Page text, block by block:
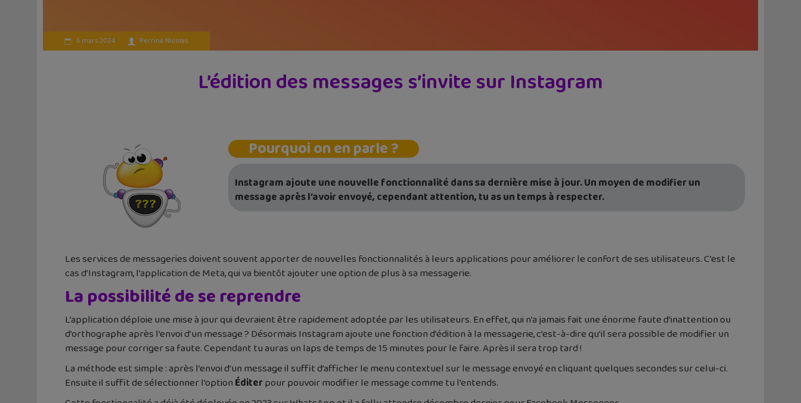
6 mars 2024 Perrine Nicolas
L’édition des messages s’invite sur Instagram
Pourquoi on en parle ?
Instagram ajoute une nouvelle fonctionnalité dans sa dernière mise à jour. Un moyen de modifier un
message après l’avoir envoyé, cependant attention, tu as un temps à respecter.
Les services de messageries doivent souvent apporter de nouvelles fonctionnalités à leurs applications pour améliorer le confort de ses utilisateurs. C’est le
cas d’Instagram, l’application de Meta, qui va bientôt ajouter une option de plus à sa messagerie.
La possibilité de se reprendre
L’application déploie une mise à jour qui devraient être rapidement adoptée par les utilisateurs. En effet, qui n’a jamais fait une énorme faute d’inattention ou
d’orthographe après l’envoi d’un message ? Désormais Instagram ajoute une fonction d’édition à la messagerie, c’est-à-dire qu’il sera possible de modifier un
message pour corriger sa faute. Cependant tu auras un laps de temps de 15 minutes pour le faire. Après il sera trop tard !
La méthode est simple : après l’envoi d’un message il suffit d’afficher le menu contextuel sur le message envoyé en cliquant quelques secondes sur celui-ci.
Ensuite il suffit de sélectionner l’optionÉditerpour pouvoir modifier le message comme tu l’entends.